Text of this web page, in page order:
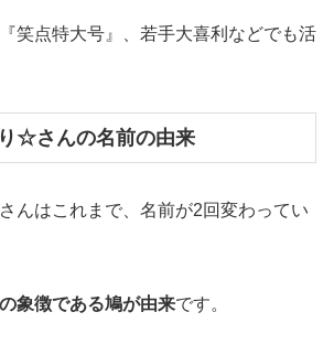
笑点特大号』、若手大喜利などでも活
☆さんの名前の由来
んはこれまで、名前が2回変わってい
象徴である鳩が由来です。